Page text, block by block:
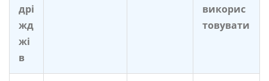
дрі
жд
жі
в
викорис
товувати